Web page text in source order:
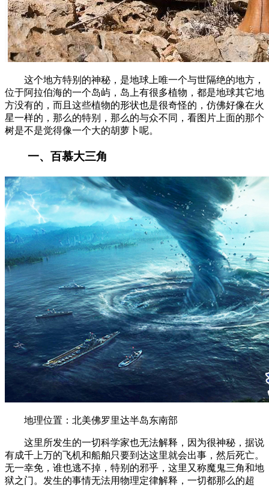
这个地方特别的神秘，是地球上唯一个与世隔绝的地方，
位于阿拉伯海的一个岛屿，岛上有很多植物，都是地球其它地
方没有的，而且这些植物的形状也是很奇怪的，仿佛好像在火
星一样的，那么的特别，那么的与众不同，看图片上面的那个
树是不是觉得像一个大的胡萝卜呢。
一、百慕大三角
地理位置：北美佛罗里达半岛东南部
这里所发生的一切科学家也无法解释，因为很神秘，据说
有成千上万的飞机和船舶只要到达这里就会出事，然后死亡。
无一幸免，谁也逃不掉，特别的邪乎，这里又称魔鬼三角和地
狱之门。发生的事情无法用物理定律解释，一切都那么的超